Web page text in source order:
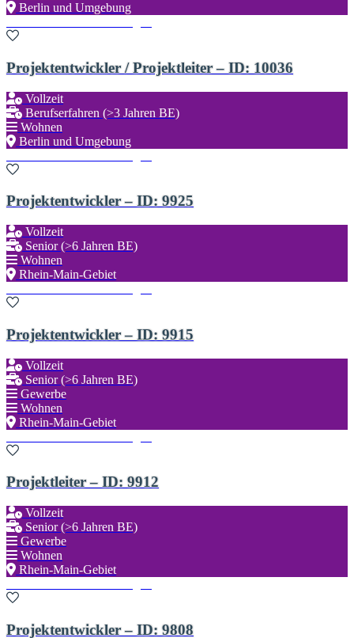
Berlin und Umgebung
Projektentwickler / Projektleiter – ID: 10036
Vollzeit
Berufserfahren (>3 Jahren BE)
Wohnen
Berlin und Umgebung
Projektentwickler – ID: 9925
Vollzeit
Senior (>6 Jahren BE)
Wohnen
Rhein-Main-Gebiet
Projektentwickler – ID: 9915
Vollzeit
Senior (>6 Jahren BE)
Gewerbe
Wohnen
Rhein-Main-Gebiet
Projektleiter – ID: 9912
Vollzeit
Senior (>6 Jahren BE)
Gewerbe
Wohnen
Rhein-Main-Gebiet
Projektentwickler – ID: 9808